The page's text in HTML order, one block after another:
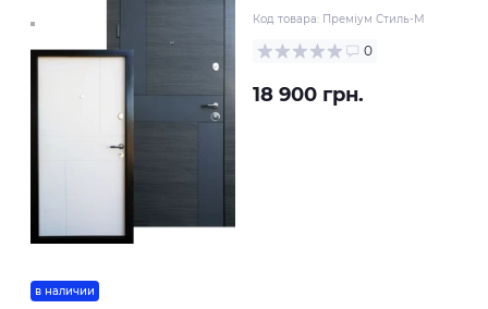
в наличии
Код товара: Преміум Стиль-М
0
18 900 грн.